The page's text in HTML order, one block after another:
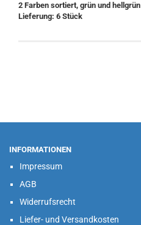
2 Farben sortiert, grün und hellgrün
Lieferung: 6 Stück
INFORMATIONEN
Impressum
AGB
Widerrufsrecht
Liefer- und Versandkosten